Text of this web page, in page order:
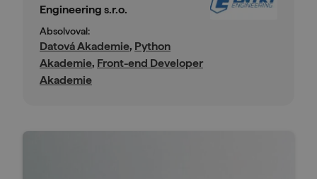
Engineering s.r.o.
Absolvoval:
Datová Akademie, Python
Akademie, Front-end Developer
Akademie